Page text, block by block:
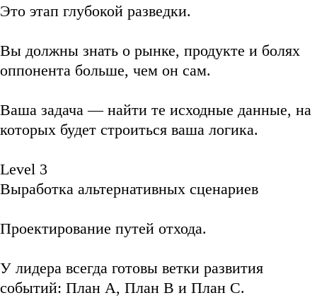
Это этап глубокой разведки.
Вы должны знать о рынке, продукте и болях
оппонента больше, чем он сам.
Ваша задача — найти те исходные данные, на
которых будет строиться ваша логика.
Level 3
Выработка альтернативных сценариев
Проектирование путей отхода.
У лидера всегда готовы ветки развития
событий: План A, План B и План C.